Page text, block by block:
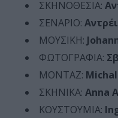
ΣΚΗΝΟΘΕΣΙΑ:
ΣΕΝΑΡΙΟ:
ΜΟΥΣΙΚΗ:
ΦΩΤΟΓΡΑΦΙΑ:
ΜΟΝΤΑΖ:
ΣΚΗΝΙΚΑ: Anna
ΚΟΥΣΤΟΥΜΙΑ: